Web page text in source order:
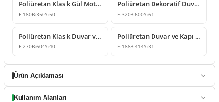
Poliüretan Klasik Gül Motifli Duvar ve Mobilya Süsleme Modeli
E:180B:350Y:50
Poliüretan Dekoratif Duvar ve Kapı Üstü Süsleme Modelleri
E:320B:600Y:61
Poliüretan Klasik Duvar ve Kapı Üstü Süsleme Çeşitleri
E:270B:604Y:40
Poliüretan Duvar ve Kapı Üstü Süsleme Modeli
E:188B:414Y:31
Ürün Açıklaması
Kullanım Alanları